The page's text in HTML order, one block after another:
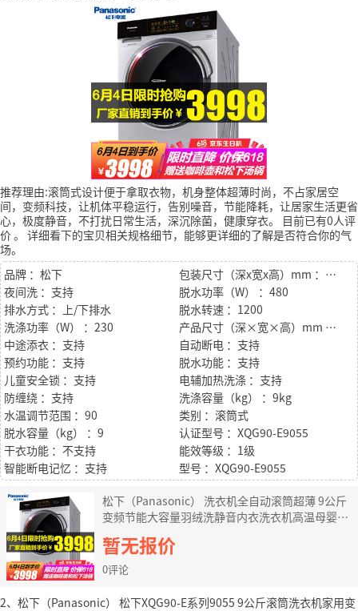
推荐理由:滚筒式设计便于拿取衣物，机身整体超薄时尚，不占家居空
间，变频科技，让机体平稳运行，告别噪音，节能降耗，让居家生活更省
心，极度静音，不打扰日常生活，深沉除菌，健康穿衣。
目前已有0人评
价。 详细看下的宝贝相关规格细节，能够更详细的了解是否符合你的气
场。
品牌 ：松下
包装尺寸（深x宽x高）mm ：659x684x911
夜间洗 ：支持
脱水功率（W） ：480
排水方式 ：上/下排水
脱水转速 ：1200
洗涤功率（W） ：230
产品尺寸（深×宽×高）mm ：586x596x845
中途添衣 ：支持
自动断电 ：支持
预约功能 ：支持
脱水功能 ：支持
儿童安全锁 ：支持
电辅加热洗涤 ：支持
防缠绕 ：支持
洗涤容量（kg） ：9kg
水温调节范围 ：90
类别 ：滚筒式
脱水容量（kg） ：9
认证型号 ：XQG90-E9055
干衣功能 ：不支持
能效等级 ：1级
智能断电记忆 ：支持
型号 ：XQG90-E9055
松下（Panasonic） 洗衣机全自动滚筒超薄 9公斤
变频节能大容量羽绒洗静音内衣洗衣机高温母婴洗
XQG90-E9055
暂无报价
0评论
2、松下（Panasonic） 松下XQG90-E系列9055 9公斤滚筒洗衣机家用变